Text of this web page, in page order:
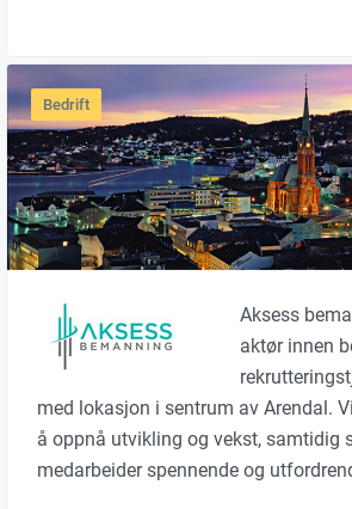
Bedrift
Aksess
aktør innen
med lokasjon i sentrum av Arendal.
å oppnå utvikling og vekst, samtidig
medarbeider spennende og